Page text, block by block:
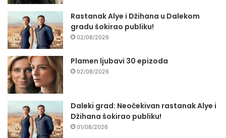
Rastanak Alye i Džihana u Dalekom
gradu šokirao publiku!
02/08/2026
Plamen ljubavi 30 epizoda
02/08/2026
Daleki grad: Neočekivan rastanak Alye i
Džihana šokirao publiku!
01/08/2026